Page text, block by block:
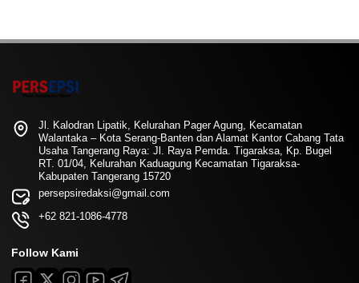
Jl. Kalodran Lipatik, Kelurahan Pager Agung, Kecamatan
Walantaka – Kota Serang-Banten dan Alamat Kantor Cabang Tata
Usaha Tangerang Raya: Jl. Raya Pemda. Tigaraksa, Kp. Bugel
RT. 01/04, Kelurahan Kaduagung Kecamatan Tigaraksa-
Kabupaten Tangerang 15720
persepsiredaksi@gmail.com
+62 821-1086-4778
Follow Kami